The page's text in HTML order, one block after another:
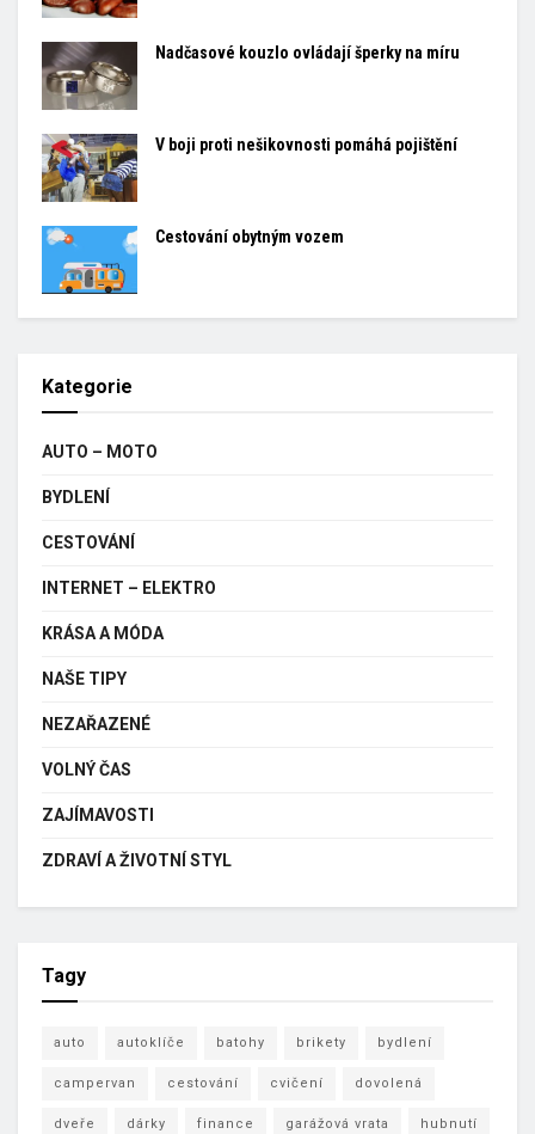
Nadčasové kouzlo ovládají šperky na míru
V boji proti nešikovnosti pomáhá pojištění
Cestování obytným vozem
Kategorie
AUTO – MOTO
BYDLENÍ
CESTOVÁNÍ
INTERNET – ELEKTRO
KRÁSA A MÓDA
NAŠE TIPY
NEZAŘAZENÉ
VOLNÝ ČAS
ZAJÍMAVOSTI
ZDRAVÍ A ŽIVOTNÍ STYL
Tagy
auto autoklíče batohy brikety bydlení
campervan cestování cvičení dovolená
dveře dárky finance garážová vrata hubnutí